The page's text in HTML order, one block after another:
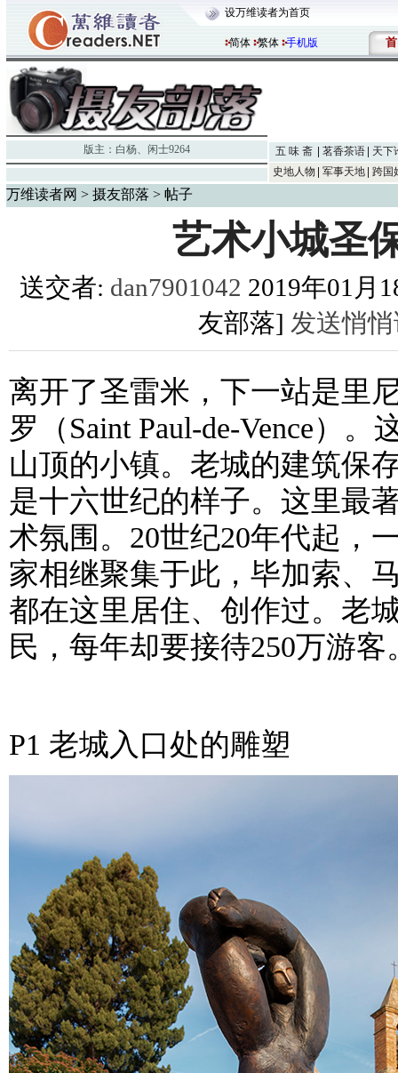
设万维读者为首页
简体 繁体 手机版 首
版主： 白杨、 闲士9264 五 味 斋 茗香茶语
天下
史地人物
军事天地 跨国
万维读者网 > 摄友部落 > 帖子
艺术小城圣
送交者: dan7901042 2019年01月
友部落] 发送悄
离开了圣雷米，下一站是里
罗（Saint Paul-de-Vence）。
山顶的小镇。老城的建筑保
是十六世纪的样子。这里最
术氛围。20世纪20年代起，
家相继聚集于此，毕加索、
都在这里居住、创作过。老
民，每年却要接待250万游客
P1 老城入口处的雕塑